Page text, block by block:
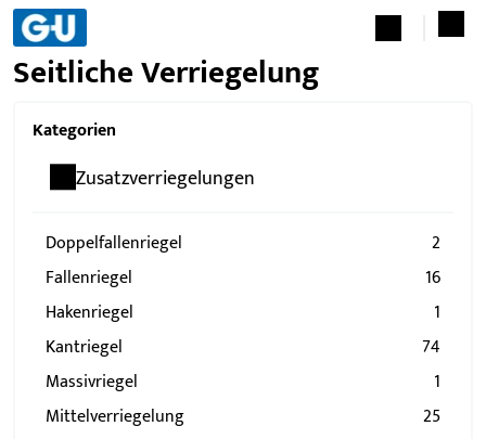
Seitliche Verriegelung
Kategorien
Zusatzverriegelungen
Doppelfallenriegel
2
Fallenriegel
16
Hakenriegel
1
Kantriegel
74
Massivriegel
1
Mittelverriegelung
25